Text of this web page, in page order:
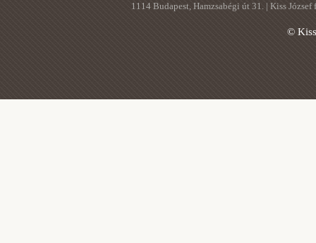
1114 Budapest, Hamzsabégi út 31. | Kiss
©